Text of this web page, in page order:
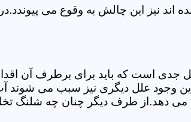
نیز این چالش به وقوع می
است که باید برای برطرف آن
این وجود علل دیگری نیز سبب می
می دهد.از طرف دیگر چنان چه شلنگ